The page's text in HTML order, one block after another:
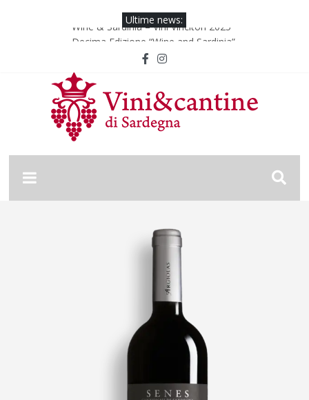
Ultime news:
Wine & Sardinia – Vini Vincitori 2025
Decima Edizione “Wine and Sardinia”
Wine & Sardinia – Vini Vincitori 2024
Nona Edizione “Wine and Sardinia”